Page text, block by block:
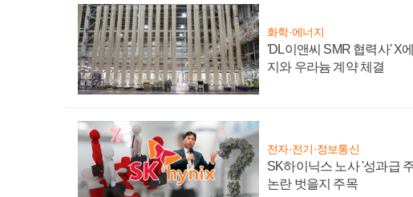
화학·에너지
'DL이앤씨 SMR 협력사' X
지와 우라늄 계약 체결
전자·전기·정보통신
SK하이닉스 노사 '성과급
논란 벗을지 주목